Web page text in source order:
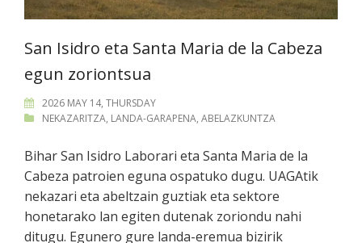
San Isidro eta Santa Maria de la Cabeza
egun zoriontsua
2026 MAY 14, THURSDAY
NEKAZARITZA, LANDA-GARAPENA, ABELAZKUNTZA
Bihar San Isidro Laborari eta Santa Maria de la
Cabeza patroien eguna ospatuko dugu. UAGAtik
nekazari eta abeltzain guztiak eta sektore
honetarako lan egiten dutenak zoriondu nahi
ditugu. Egunero gure landa-eremua bizirik